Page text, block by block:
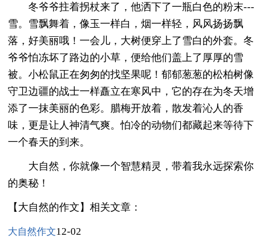
冬爷爷拄着拐杖来了，他洒下了一瓶白色的粉末---
雪。雪飘舞着，像玉一样白，烟一样轻，风风扬扬飘
落，好美丽哦！一会儿，大树便穿上了雪白的外套。冬
爷爷怕冻坏了路边的小草，便给他们盖上了厚厚的雪
被。小松鼠正在匆匆的找坚果呢！郁郁葱葱的松柏树像
守卫边疆的战士一样矗立在寒风中，它的存在为冬天增
添了一抹美丽的色彩。腊梅开放着，散发着沁人的香
味，更是让人神清气爽。怕冷的动物们都藏起来等待下
一个春天的到来。
大自然，你就像一个智慧精灵，带着我永远探索你
的奥秘！
【大自然的作文】相关文章：
大自然作文12-02